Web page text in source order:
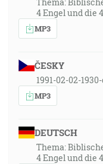
4 Engel und die
MP3
ČESKY
1991-02-02-
MP3
DEUTSCH
Thema:
4 Engel und die